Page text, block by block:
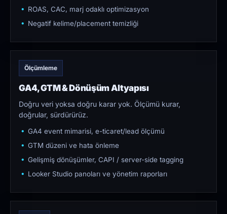
ROAS, CAC, marj odaklı optimizasyon
Negatif kelime/placement temizliği
Ölçümleme
GA4, GTM & Dönüşüm Altyapısı
Doğru veri yoksa doğru karar yok. Ölçümü kurar,
doğrular, sürdürürüz.
GA4 event mimarisi, e-ticaret/lead ölçümü
GTM düzeni ve hata önleme
Gelişmiş dönüşümler, CAPI / server-side tagging
Looker Studio panoları ve yönetim raporları